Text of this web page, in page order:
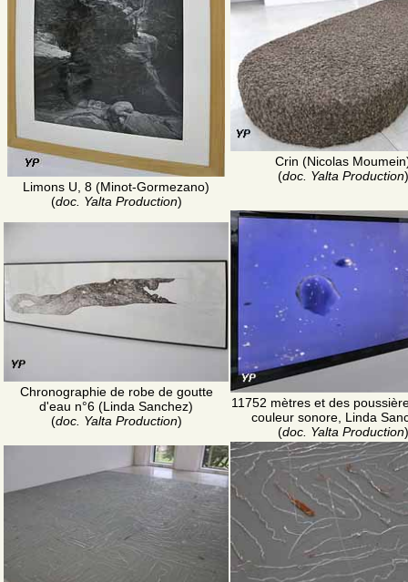
Limons U, 8 (Minot-Gormezano)
(doc. Yalta Production)
Crin (Nicolas
(doc. Yalta Production)
Chronographie de robe de goutte
d'eau n°6 (Linda Sanchez)
(doc. Yalta Production)
11752 mètres et des
couleur sonore, Linda
(doc. Yalta Production)